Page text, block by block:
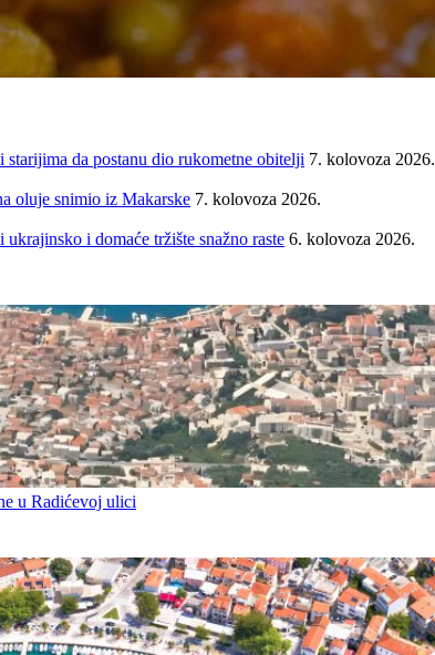
da postanu dio rukometne obitelji 7. kolovoza 2026.
oluje snimio iz Makarske 7. kolovoza 2026.
i domaće tržište snažno raste 6. kolovoza 2026.
u Radićevoj ulici